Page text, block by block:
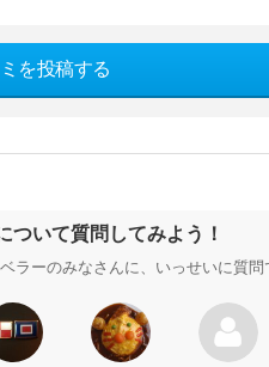
を投稿する
ついて質問してみよう！
ラーのみなさんに、いっせいに質問